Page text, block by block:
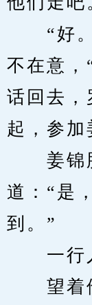
“好。”
不在意，
话回去，
起，参加
姜锦脸
道：“是
到。”
一行人
望着他